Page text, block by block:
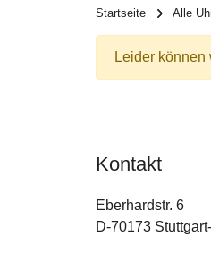
Startseite Alle
Leider
Kontakt
Eberhardstr. 6
D-70173